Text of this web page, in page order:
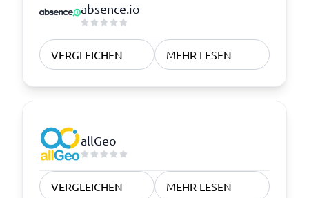
absence.io
VERGLEICHEN MEHR LESEN
allGeo
VERGLEICHEN MEHR LESEN